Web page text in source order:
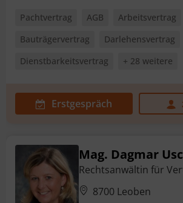
Pachtvertrag AGB
Arbeitsvertrag
Bauträgervertrag
Darlehensvertrag
Dienstbarkeitsvertrag
+ 28 weitere
Erstgespräch
Mag. Dagmar
Rechtsanwältin für
8700 Leoben